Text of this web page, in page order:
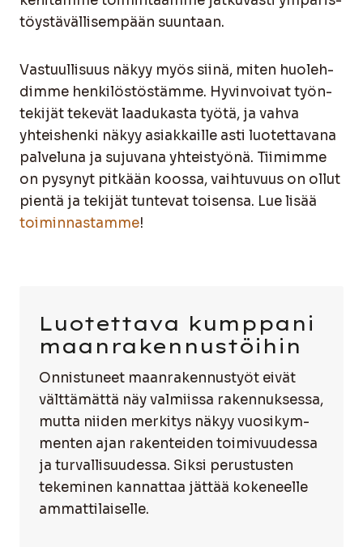
töys­tä­väl­li­sem­pään suun­taan.
Vas­tuul­li­suus näkyy myös sii­nä, miten huo­leh­
dim­me hen­ki­lös­tös­täm­me. Hyvin­voi­vat työn­
te­ki­jät teke­vät laa­du­kas­ta työ­tä, ja vah­va
yhteis­hen­ki näkyy asiak­kail­le asti luo­tet­ta­va­na
pal­ve­lu­na ja suju­va­na yhteis­työ­nä. Tii­mim­me
on pysy­nyt pit­kään koos­sa, vaih­tu­vuus on ollut
pien­tä ja teki­jät tun­te­vat toi­sen­sa. Lue lisää
toi­min­nas­tam­me!
Luo­tet­ta­va kump­pa­ni
maan­ra­ken­nus­töi­hin
Onnis­tu­neet maan­ra­ken­nus­työt eivät
vält­tä­mät­tä näy val­miis­sa raken­nuk­ses­sa,
mut­ta nii­den mer­ki­tys näkyy vuo­si­kym­
men­ten ajan raken­tei­den toi­mi­vuu­des­sa
ja tur­val­li­suu­des­sa. Sik­si perus­tus­ten
teke­mi­nen kan­nat­taa jät­tää koke­neel­le
ammat­ti­lai­sel­le.